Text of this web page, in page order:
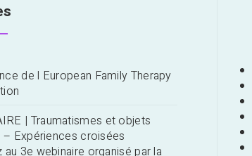
de l European Family Therapy
| Traumatismes et objets
Expériences croisées
3e webinaire organisé par la